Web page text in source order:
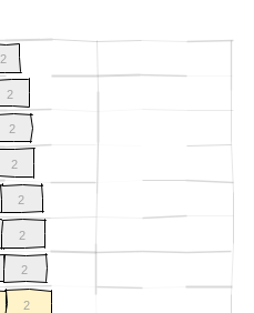
2
2
2
2
2
2
2
2